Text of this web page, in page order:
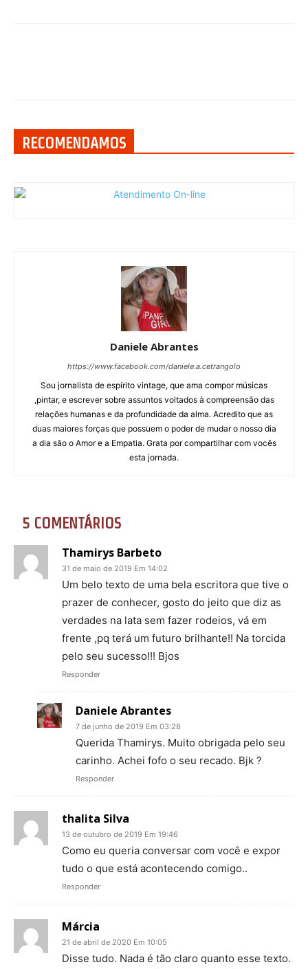
RECOMENDAMOS
Daniele Abrantes
https://www.facebook.com/daniele.a.cetrangolo
Sou jornalista de espírito vintage, que ama compor músicas
,pintar, e escrever sobre assuntos voltados à compreensão das
relações humanas e da profundidade da alma. Acredito que as
duas maiores forças que possuem o poder de mudar o nosso dia
a dia são o Amor e a Empatia. Grata por compartilhar com vocês
esta jornada.
5 COMENTÁRIOS
Thamirys Barbeto
31 de maio de 2019 Em 14:02
Um belo texto de uma bela escritora que tive o
prazer de conhecer, gosto do jeito que diz as
verdades na lata sem fazer rodeios, vá em
frente ,pq terá um futuro brilhante!! Na torcida
pelo seu sucesso!!! Bjos
Responder
Daniele Abrantes
7 de junho de 2019 Em 03:28
Querida Thamirys. Muito obrigada pelo seu
carinho. Achei fofo o seu recado. Bjk ?
Responder
thalita Silva
13 de outubro de 2019 Em 19:46
Como eu queria conversar com você e expor
tudo o que está acontecendo comigo..
Responder
Márcia
21 de abril de 2020 Em 10:05
Disse tudo. Nada é tão claro quanto esse texto.